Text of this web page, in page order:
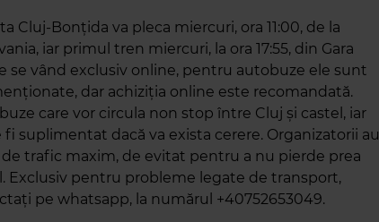
Cluj-Bonțida va pleca miercuri, ora 11:00, de la
iar primul tren miercuri, la ora 17:55, din Gara
se vând exclusiv online, pentru autobuze ele sunt
dar achiziția online este recomandată.
care vor circula non stop între Cluj și castel, iar
suplimentat dacă va exista cerere. Organizatorii au
trafic maxim, de evitat pentru a nu pierde prea
pentru probleme legate de transport,
pe whatsapp, la numărul +40752653049.